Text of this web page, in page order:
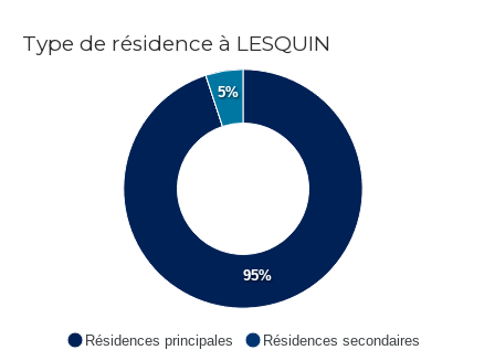
Type de résidence à LESQUIN
95%
5%
Résidences principales
Résidences secondaires